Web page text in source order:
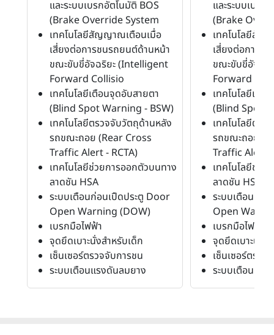
และระบบเบรกอัตโนมัติ BOS
(Brake Override System
เทคโนโลยีสัญญาณเตือนเมื่อ
เสี่ยงต่อการชนรถยนต์ด้านหน้า
ขณะขับขี่อัจฉริยะ (Intelligent
Forward Collisio
เทคโนโลยีเตือนจุดอับสายตา
(Blind Spot Warning - BSW)
เทคโนโลยีตรวจจับวัตถุด้านหลัง
รถขณะถอย (Rear Cross
Traffic Alert - RCTA)
เทคโนโลยีช่วยการออกตัวบนทาง
ลาดชัน HSA
ระบบเตือนก่อนเปืดประตู Door
Open Warning (DOW)
เบรกมือไฟฟ้า
จุดยึดเบาะนั่งสำหรับเด็ก
เซ็นเซอร์ตรวจจับการชน
ระบบเตือนแรงดันลมยาง
และระบบเบรก
(Brake
เทคโนโลยีสัญ
เสี่ยงต่อการช
ขณะขับขี่อัจฉริ
Forward
เทคโนโลยีเตื
(Blind Spot
เทคโนโลยีตร
รถขณะถอย
Traffic Alert -
เทคโนโลยีช่ว
ลาดชัน HSA
ระบบเตือนก่อ
Open
เบรกมือไฟฟ้า
จุดยึดเบาะนั่งส
เซ็นเซอร์ตรวจ
ระบบเตือนแร